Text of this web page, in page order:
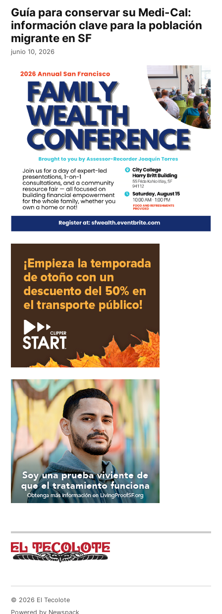
Guía para conservar su Medi-Cal:
información clave para la población
migrante en SF
junio 10, 2026
© 2026 El Tecolote
Powered by Newspack